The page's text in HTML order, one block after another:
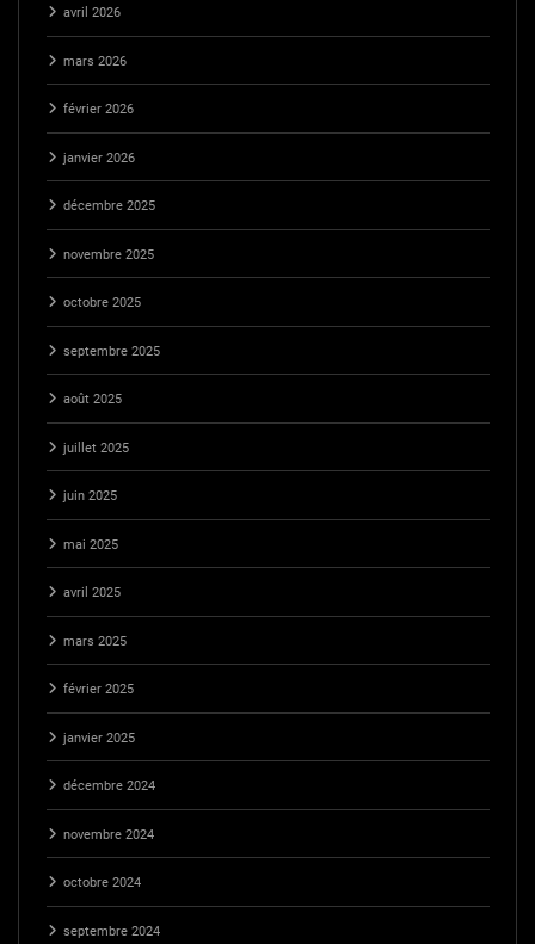
avril 2026
mars 2026
février 2026
janvier 2026
décembre 2025
novembre 2025
octobre 2025
septembre 2025
août 2025
juillet 2025
juin 2025
mai 2025
avril 2025
mars 2025
février 2025
janvier 2025
décembre 2024
novembre 2024
octobre 2024
septembre 2024